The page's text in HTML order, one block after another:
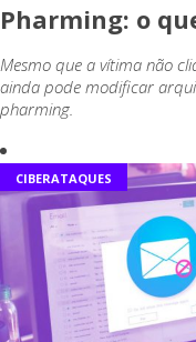
Pharming: o
Mesmo que a vítima não
ainda pode modificar
pharming.
CIBERATAQUES